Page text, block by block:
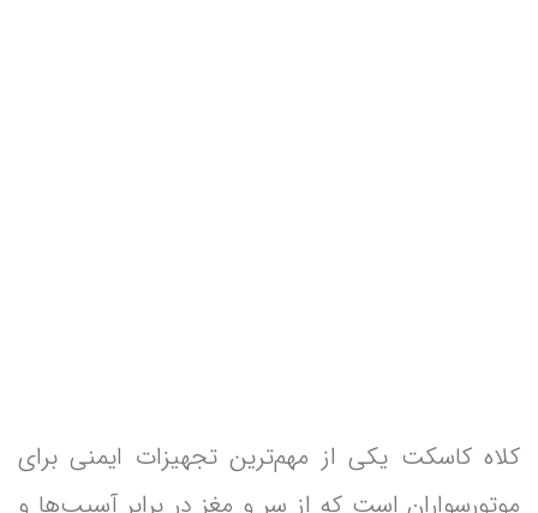
کلاه کاسکت یکی از مهم‌ترین تجهیزات ایمنی برای
موتورسواران است که از سر و مغز در برابر آسیب‌ها و